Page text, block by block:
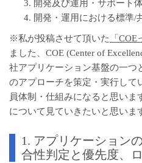
開発及び運用・サポート
開発・運用における標準/
※私が投稿させて頂いた 「
ました、COE (Center of
社アプリケーション基盤の一つ
のアプローチを策定・実行して
員体制・仕組みになると思いま
について見ていきたいと思いま
1. アプリケーション
合性判定と優先度、